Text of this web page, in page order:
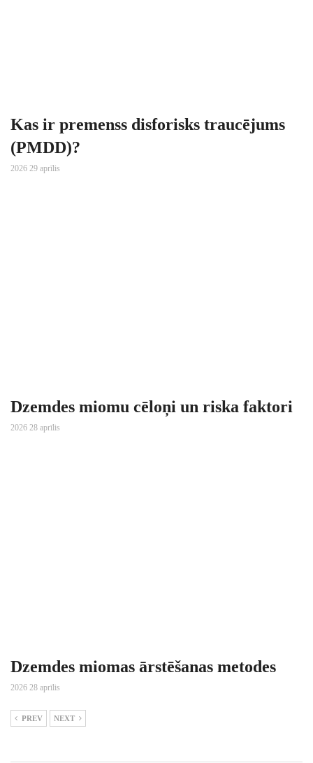
Kas ir premenss disforisks traucējums
(PMDD)?
2026 29 aprīlis
Dzemdes miomu cēloņi un riska faktori
2026 28 aprīlis
Dzemdes miomas ārstēšanas metodes
2026 28 aprīlis
PREV NEXT